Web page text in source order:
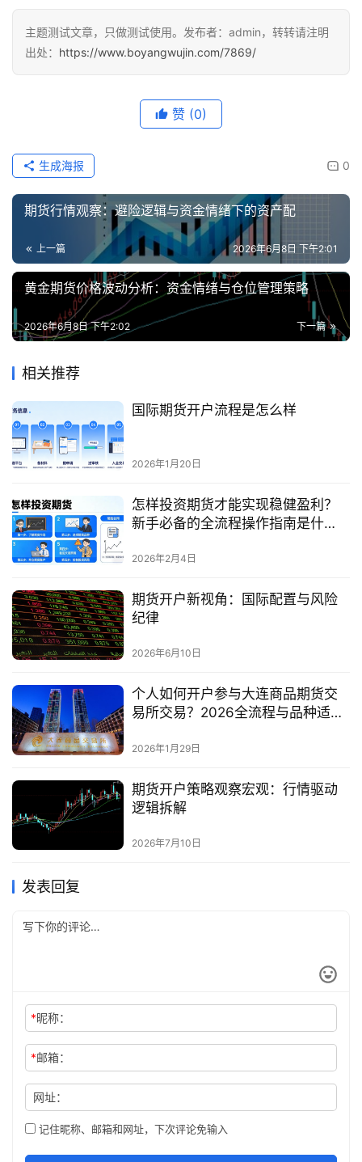
主题测试文章，只做测试使用。发布者：admin，转转请注明
出处： https://www.boyangwujin.com/7869/
赞 (0)
0
生成海报
期货行情观察：避险逻辑与资金情绪下的资产配
上一篇 2026年6月8日 下午2:01
黄金期货价格波动分析：资金情绪与仓位管理策略
下一篇
2026年6月8日 下午2:02
相关推荐
国际期货开户流程是怎么样
2026年1月20日
怎样投资期货才能实现稳健盈利？
新手必备的全流程操作指南是什
2026年2月4日
期货开户新视角：国际配置与风险
纪律
2026年6月10日
个人如何开户参与大连商品期货交
易所交易？2026全流程与品种适配
2026年1月29日
期货开户策略观察宏观：行情驱动
逻辑拆解
2026年7月10日
发表回复
*昵称：
*邮箱：
网址：
记住昵称、邮箱和网址，下次评论免输入